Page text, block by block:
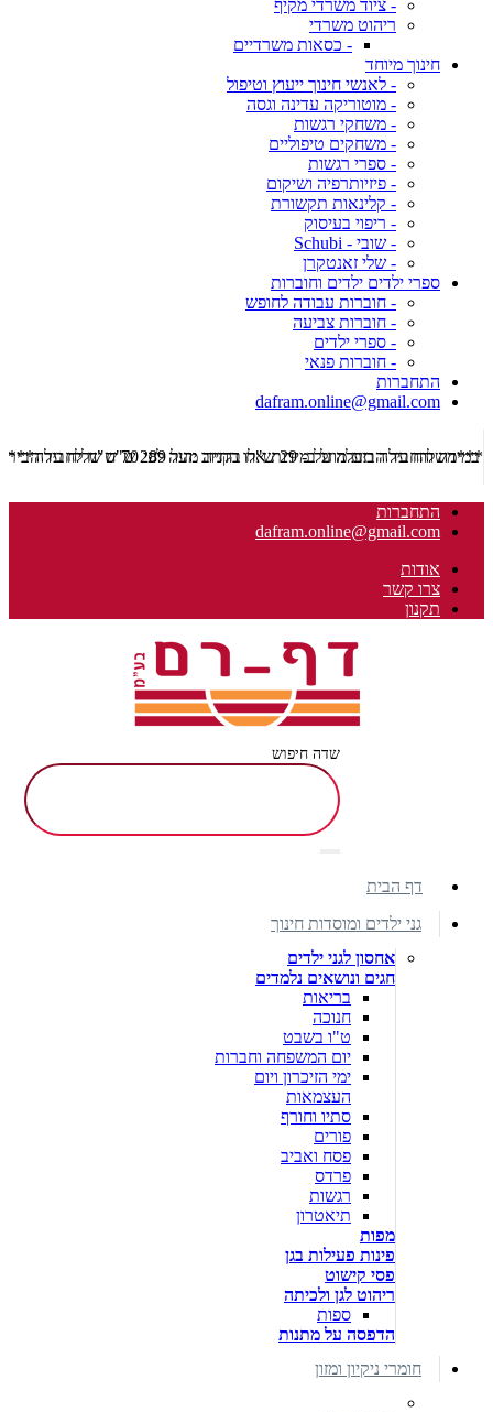
- ציוד משרדי מקיף
ריהוט משרדי
- כסאות משרדיים
חינוך מיוחד
- לאנשי חינוך ייעוץ וטיפול
- מוטוריקה עדינה וגסה
- משחקי רגשות
- משחקים טיפוליים
- ספרי רגשות
- פיזיותרפיה ושיקום
- קלינאות תקשורת
- ריפוי בעיסוק
- שובי - Schubi
- שלי זאנטקרן
ספרי ילדים ילדים וחוברות
- חוברות עבודה לחופש
- חוברות צביעה
- ספרי ילדים
- חוברות פנאי
התחברות
dafram.online@gmail.com
***משלוח עד הבית מוזל ב- 29 ש"ח בקניה מעל 289 ש"ח שליח עד הבית ***
התחברות
dafram.online@gmail.com
אודות
צרו קשר
תקנון
שדה חיפוש
דף הבית
גני ילדים ומוסדות חינוך
אחסון לגני ילדים
חגים ונושאים נלמדים
בריאות
חנוכה
ט"ו בשבט
יום המשפחה וחברות
ימי הזיכרון ויום
העצמאות
סתיו וחורף
פורים
פסח ואביב
פרדס
רגשות
תיאטרון
מפות
פינות פעילות בגן
פסי קישוט
ריהוט לגן ולכיתה
ספות
הדפסה על מתנות
חומרי ניקיון ומזון